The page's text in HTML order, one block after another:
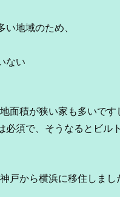
地域のため、
ない
面積が狭い家も多いで
必須で、そうなるとビ
戸から横浜に移住しま